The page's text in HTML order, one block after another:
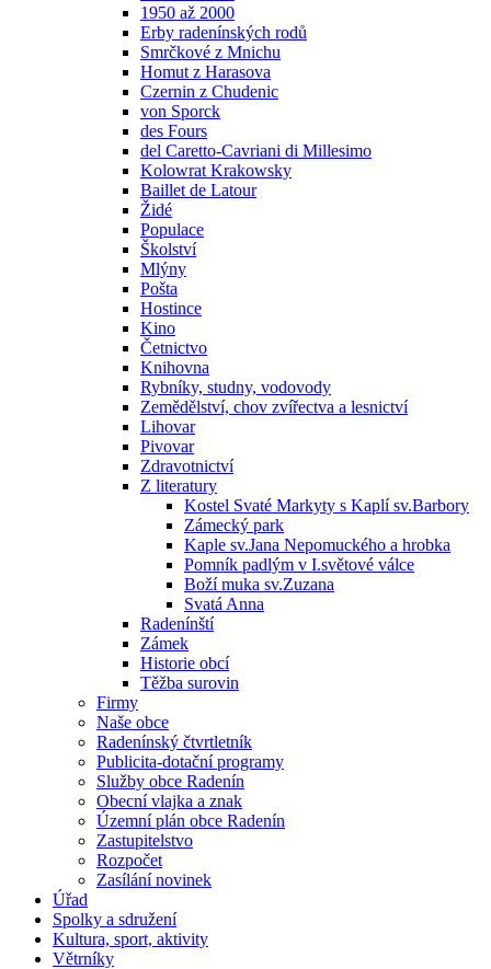
1950 až 2000
Erby radenínských rodů
Smrčkové z Mnichu
Homut z Harasova
Czernin z Chudenic
von Sporck
des Fours
del Caretto-Cavriani di Millesimo
Kolowrat Krakowsky
Baillet de Latour
Židé
Populace
Školství
Mlýny
Pošta
Hostince
Kino
Četnictvo
Knihovna
Rybníky, studny, vodovody
Zemědělství, chov zvířectva a lesnictví
Lihovar
Pivovar
Zdravotnictví
Z literatury
Kostel Svaté Markyty s Kaplí sv.Barbory
Zámecký park
Kaple sv.Jana Nepomuckého a hrobka
Pomník padlým v I.světové válce
Boží muka sv.Zuzana
Svatá Anna
Radenínští
Zámek
Historie obcí
Těžba surovin
Firmy
Naše obce
Radenínský čtvrtletník
Publicita-dotační programy
Služby obce Radenín
Obecní vlajka a znak
Územní plán obce Radenín
Zastupitelstvo
Rozpočet
Zasílání novinek
Úřad
Spolky a sdružení
Kultura, sport, aktivity
Větrníky